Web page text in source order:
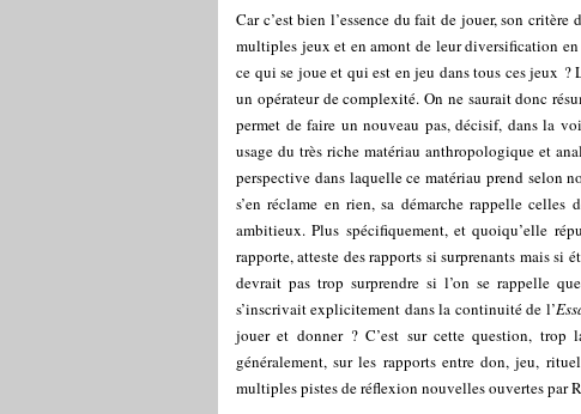
Car c’est bien l’essence du fait de jouer, son
multiples jeux et en amont de leur diversification en
ce qui se joue et qui est en jeu dans tous ces jeux ?
un opérateur de complexité. On ne saurait donc
permet de faire un nouveau pas, décisif, dans la
usage du très riche matériau anthropologique et
perspective dans laquelle ce matériau prend selon
s’en réclame en rien, sa démarche rappelle
ambitieux. Plus spécifiquement, et quoiqu’elle
rapporte, atteste des rapports si surprenants mais
devrait pas trop surprendre si l’on se rappelle
s’inscrivait explicitement dans la continuité de l’
jouer et donner ? C’est sur cette question, trop
généralement, sur les rapports entre don, jeu,
multiples pistes de réflexion nouvelles ouvertes par